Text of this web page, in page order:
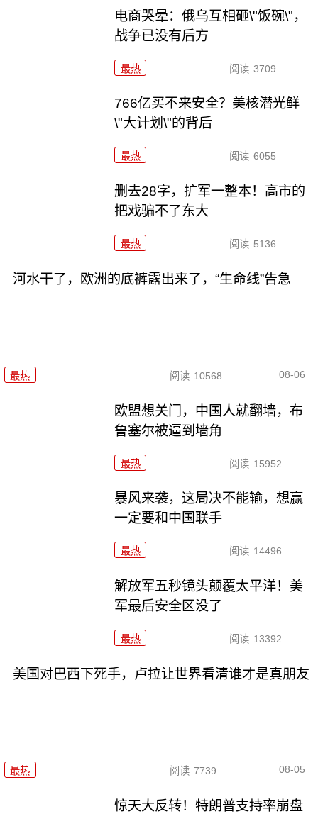
电商哭晕：俄乌互相砸\"饭碗\"，
战争已没有后方
最热 阅读 3709
766亿买不来安全？美核潜光鲜
\"大计划\"的背后
最热 阅读 6055
删去28字，扩军一整本！高市的
把戏骗不了东大
最热 阅读 5136
河水干了，欧洲的底裤露出来了，“生命线”告急
最热 阅读 10568 08-06
欧盟想关门，中国人就翻墙，布
鲁塞尔被逼到墙角
最热 阅读 15952
暴风来袭，这局决不能输，想赢
一定要和中国联手
最热 阅读 14496
解放军五秒镜头颠覆太平洋！美
军最后安全区没了
最热 阅读 13392
美国对巴西下死手，卢拉让世界看清谁才是真朋友
最热 阅读 7739 08-05
惊天大反转！特朗普支持率崩盘